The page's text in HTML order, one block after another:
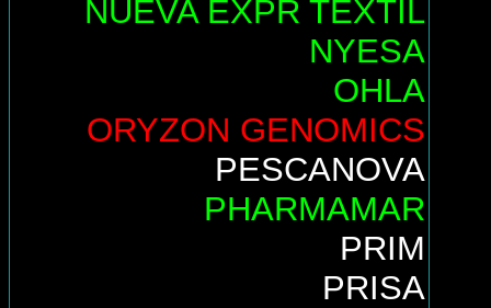
NUEVA EXPR TEXTIL
NYESA
OHLA
ORYZON GENOMICS
PESCANOVA
PHARMAMAR
PRIM
PRISA